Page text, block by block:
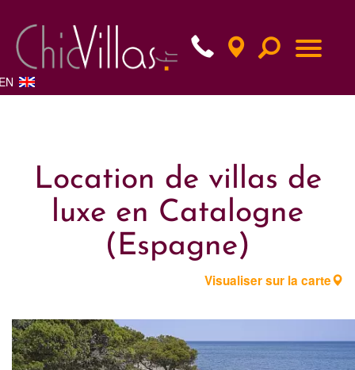
Location de villas de
luxe en Catalogne
(Espagne)
Visualiser sur la carte